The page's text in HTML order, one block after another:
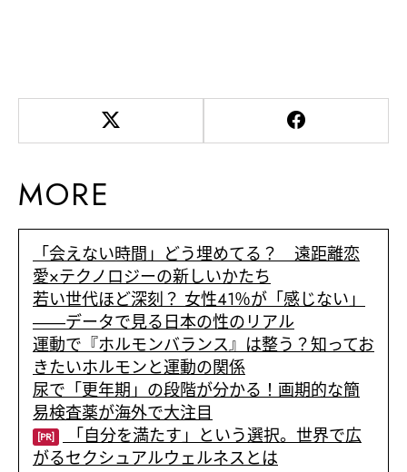
MORE
「会えない時間」どう埋めてる？ 遠距離恋
愛×テクノロジーの新しいかたち
若い世代ほど深刻？ 女性41％が「感じない」
――データで見る日本の性のリアル
運動で『ホルモンバランス』は整う？知ってお
きたいホルモンと運動の関係
尿で「更年期」の段階が分かる！画期的な簡
易検査薬が海外で大注目
[PR]
「自分を満たす」という選択。世界で広
がるセクシュアルウェルネスとは